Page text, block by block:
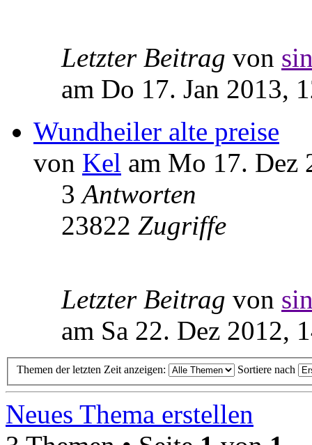
Letzter Beitrag von
am Do 17. Jan 2013,
Wundheiler alte preise
von Kel am Mo 17. Dez
3Antworten
23822 Zugriffe
Letzter Beitrag von
am Sa 22. Dez 2012,
Themen der letzten Zeit anzeigen: Sortiere nach
Neues Thema erstellen